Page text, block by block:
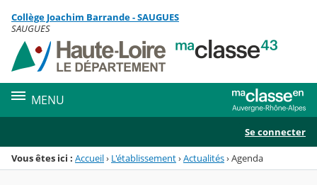
Menu de la rubrique
Contenu
Collège Joachim Barrande - SAUGUES
SAUGUES
MENU
Se connecter
Vous êtes ici : Accueil› L'établissement›Actualités›Agenda